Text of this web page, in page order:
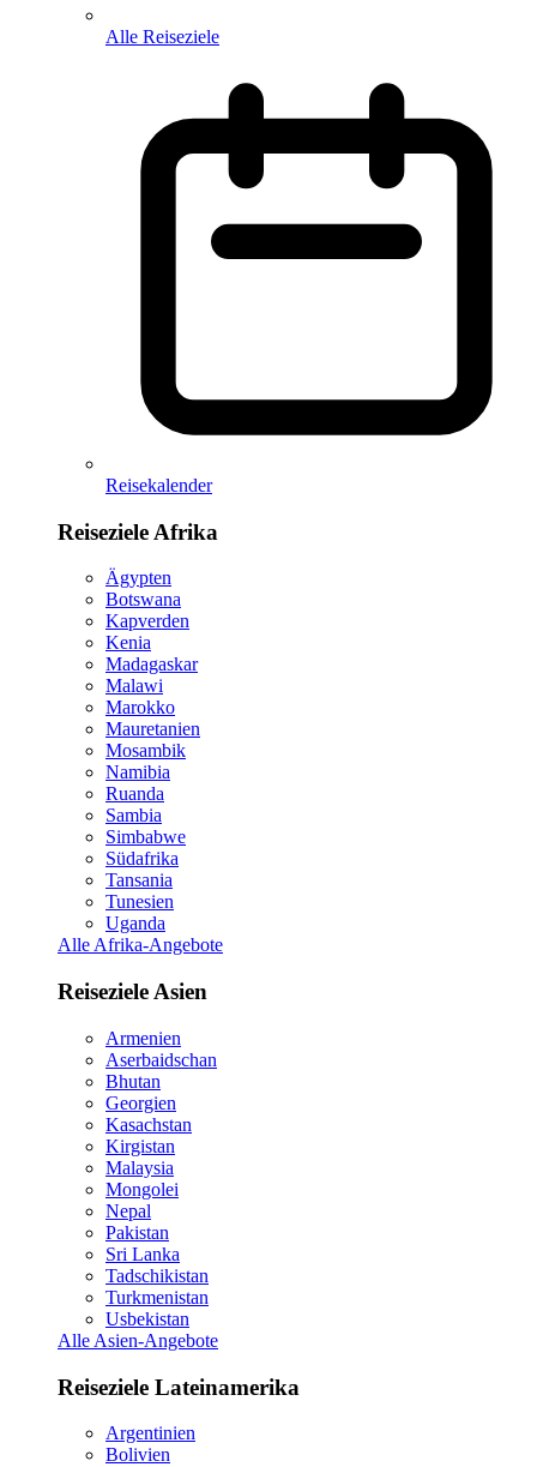
Alle Reiseziele
Reisekalender
Reiseziele Afrika
Ägypten
Botswana
Kapverden
Kenia
Madagaskar
Malawi
Marokko
Mauretanien
Mosambik
Namibia
Ruanda
Sambia
Simbabwe
Südafrika
Tansania
Tunesien
Uganda
Alle Afrika-Angebote
Reiseziele Asien
Armenien
Aserbaidschan
Bhutan
Georgien
Kasachstan
Kirgistan
Malaysia
Mongolei
Nepal
Pakistan
Sri Lanka
Tadschikistan
Turkmenistan
Usbekistan
Alle Asien-Angebote
Reiseziele Lateinamerika
Argentinien
Bolivien